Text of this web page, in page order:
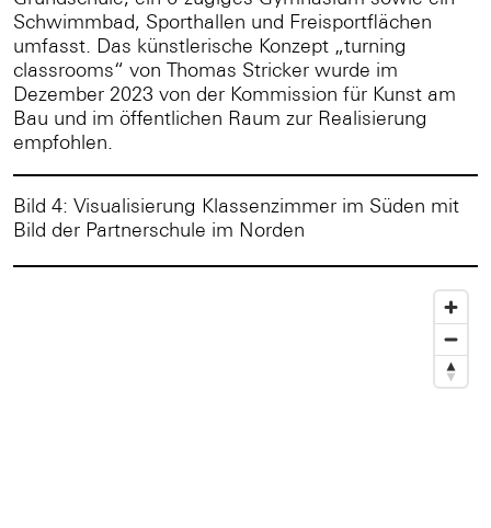
Schwimmbad, Sporthallen und Freisportflächen
umfasst. Das künstlerische Konzept „turning
classrooms“ von Thomas Stricker wurde im
Dezember 2023 von der Kommission für Kunst am
Bau und im öffentlichen Raum zur Realisierung
empfohlen.
Bild 4: Visualisierung Klassenzimmer im Süden mit
Bild der Partnerschule im Norden